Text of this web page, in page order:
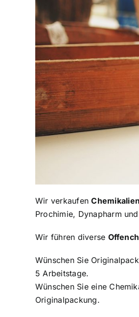
Wir verkaufen
Prochimie, Dynapharm
Wir führen diverse
Wünschen Sie
5 Arbeitstage.
Wünschen Sie eine
Originalpackung.